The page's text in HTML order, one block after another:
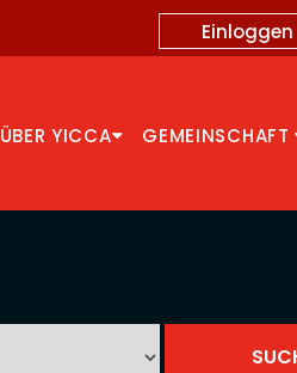
Einloggen
ÜBER YICCA GEMEINSCHAFT